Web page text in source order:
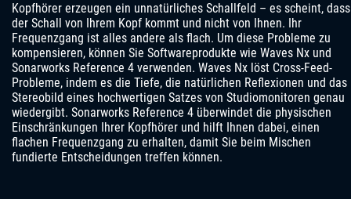
Kopfhörer erzeugen ein unnatürliches Schallfeld – es scheint, dass
der Schall von Ihrem Kopf kommt und nicht von Ihnen. Ihr
Frequenzgang ist alles andere als flach. Um diese Probleme zu
kompensieren, können Sie Softwareprodukte wie Waves Nx und
Sonarworks Reference 4 verwenden. Waves Nx löst Cross-Feed-
Probleme, indem es die Tiefe, die natürlichen Reflexionen und das
Stereobild eines hochwertigen Satzes von Studiomonitoren genau
wiedergibt. Sonarworks Reference 4 überwindet die physischen
Einschränkungen Ihrer Kopfhörer und hilft Ihnen dabei, einen
flachen Frequenzgang zu erhalten, damit Sie beim Mischen
fundierte Entscheidungen treffen können.